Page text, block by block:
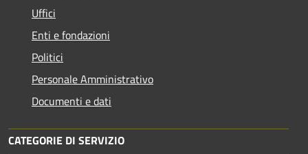
Uffici
Enti e fondazioni
Politici
Personale Amministrativo
Documenti e dati
CATEGORIE DI SERVIZIO